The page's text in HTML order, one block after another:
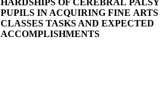
HARDSHIPS OF CEREBRAL PALSY
PUPILS IN ACQUIRING FINE ARTS
CLASSES TASKS AND EXPECTED
ACCOMPLISHMENTS